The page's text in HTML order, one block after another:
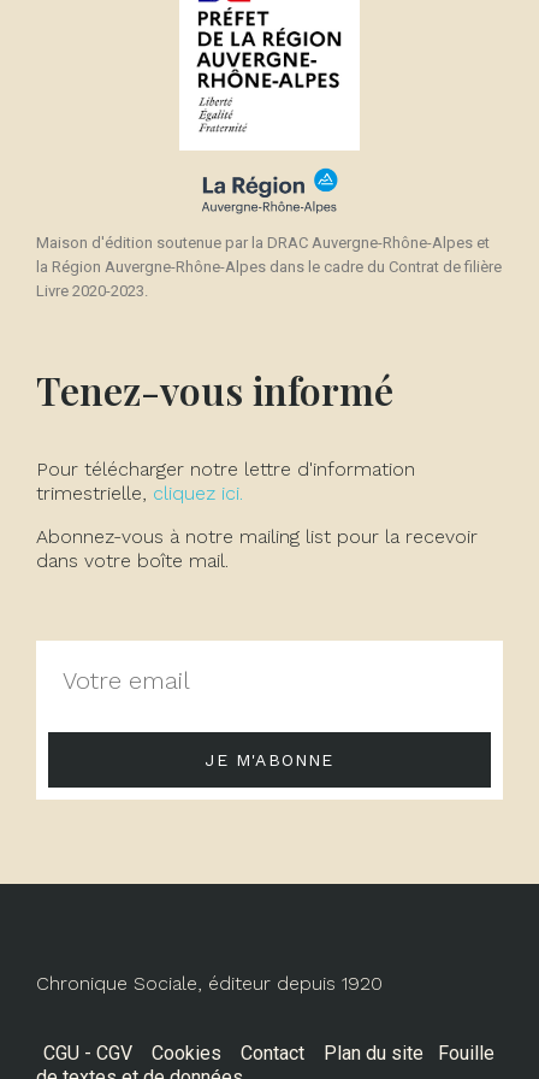
Maison d'édition soutenue par la DRAC Auvergne-Rhône-Alpes et
la Région Auvergne-Rhône-Alpes dans le cadre du Contrat de filière
Livre 2020-2023.
Tenez-vous informé
Pour télécharger notre lettre d'information
trimestrielle, cliquez ici.
Abonnez-vous à notre mailing list pour la recevoir
dans votre boîte mail.
JE M'ABONNE
Chronique Sociale, éditeur depuis 1920
CGU - CGV Cookies Contact Plan du site
Fouille